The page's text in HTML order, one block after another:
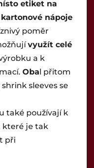
etiket na
nápoje
poměr
využít celé
a k
Obal přitom
shrink sleeves se
také používají k
které je tak
při